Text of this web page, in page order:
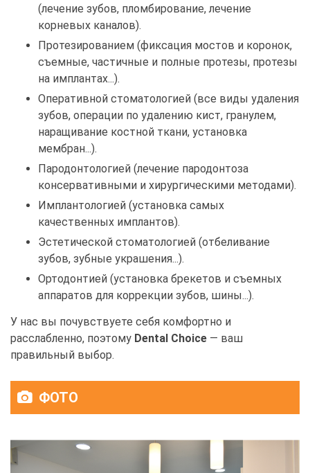
(лечение зубов, пломбирование, лечение
корневых каналов).
Протезированием (фиксация мостов и коронок,
съемные, частичные и полные протезы, протезы
на имплантах...).
Оперативной стоматологией (все виды удаления
зубов, операции по удалению кист, гранулем,
наращивание костной ткани, установка
мембран...).
Пародонтологией (лечение пародонтоза
консервативными и хирургическими методами).
Имплантологией (установка самых
качественных имплантов).
Эстетической стоматологией (отбеливание
зубов, зубные украшения...).
Ортодонтией (установка брекетов и съемных
аппаратов для коррекции зубов, шины...).
У нас вы почувствуете себя комфортно и
расслабленно, поэтому Dental Choice — ваш
правильный выбор.
ФОТО